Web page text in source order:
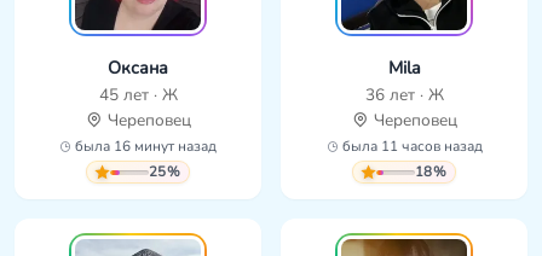
Оксана
45 лет · Ж
Череповец
была 16 минут назад
25%
Mila
36 лет · Ж
Череповец
была 11 часов назад
18%